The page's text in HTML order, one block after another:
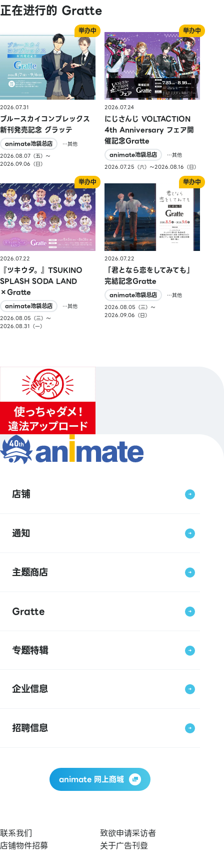
正在进行的 Gratte
2026.07.31
ブルースカイコンプレックス
新刊発売記念 グラッテ
animate池袋总店
…其他
2026.08.07（五）〜
2026.09.06（日）
2026.07.24
にじさんじ VOLTACTION
4th Anniversary フェア開
催記念Gratte
animate池袋总店
…其他
2026.07.25（六）〜2026.08.16（日）
2026.07.22
『ツキウタ。』TSUKINO
SPLASH SODA LAND
×Gratte
animate池袋总店
…其他
2026.08.05（三）〜
2026.08.31（一）
2026.07.22
「君となら恋をしてみても」
完結記念Gratte
animate池袋总店
…其他
2026.08.05（三）〜
2026.09.06（日）
店铺
通知
主题商店
Gratte
专题特辑
企业信息
招聘信息
animate 网上商城
联系我们
致欲申请采访者
店铺物件招募
关于广告刊登